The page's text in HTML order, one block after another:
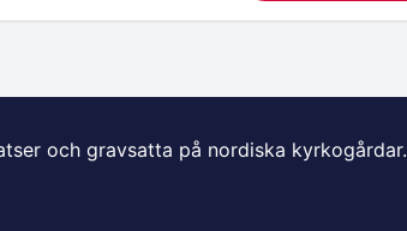
och gravsatta på nordiska kyrkogårdar.